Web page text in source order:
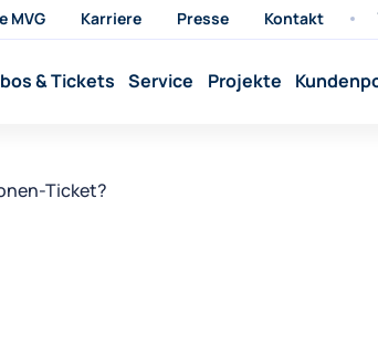
MVG Karriere Presse Kontakt
& Tickets Service Projekte
Ticket?